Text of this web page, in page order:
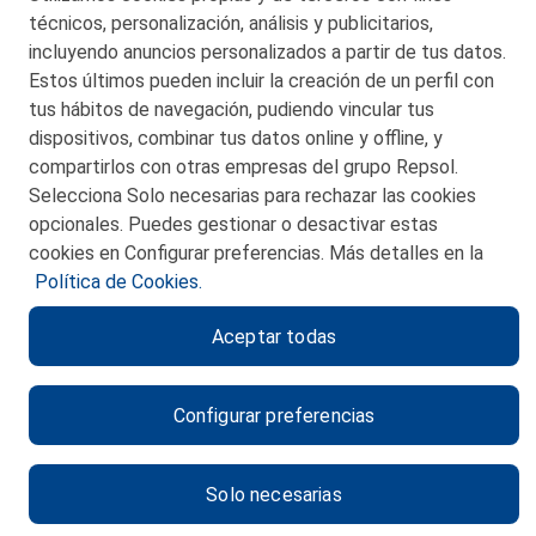
CONTACTO
MAPA WEB
POLITICA DE PRIVACIDAD
POLITICA DE COOKIES
CANAL DE ÉTICA
técnicos, personalización, análisis y publicitarios,
incluyendo anuncios personalizados a partir de tus datos.
Estos últimos pueden incluir la creación de un perfil con
tus hábitos de navegación, pudiendo vincular tus
dispositivos, combinar tus datos online y offline, y
compartirlos con otras empresas del grupo Repsol.
Selecciona Solo necesarias para rechazar las cookies
opcionales. Puedes gestionar o desactivar estas
cookies en Configurar preferencias. Más detalles en la
Política de Cookies.
Configurar preferencias
Solo necesarias
Aceptar todas